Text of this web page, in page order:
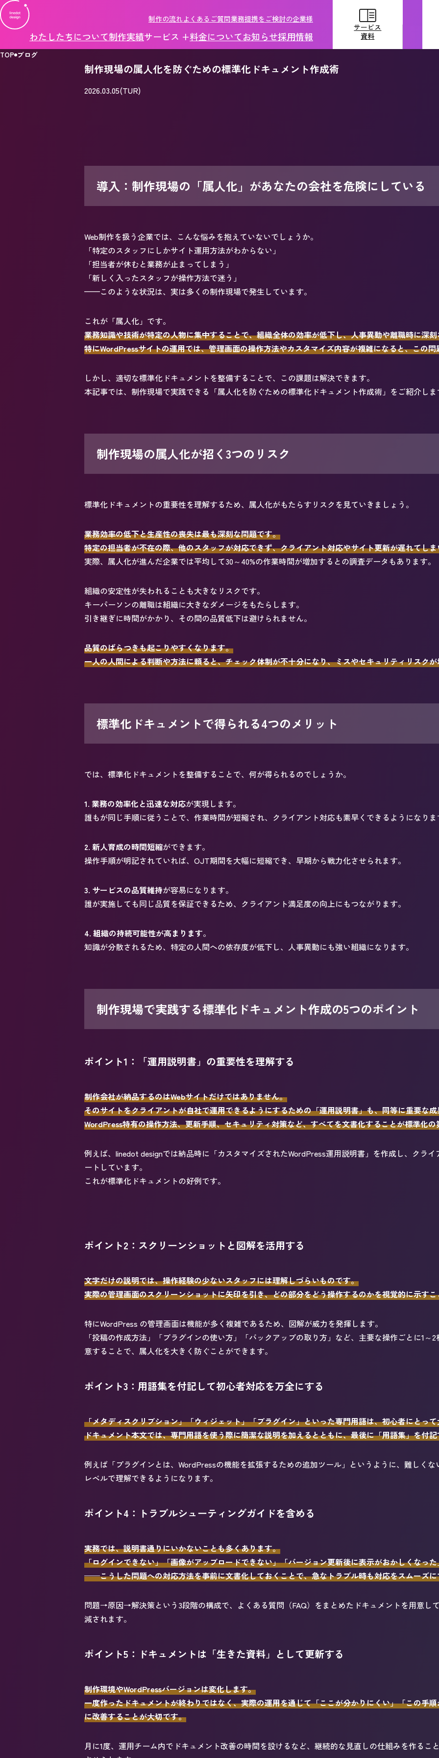
制作の流れ よくあるご質問業務提携をご検討の企業様
わたしたちについて制作実績サービス +料金についてお知らせ採用情報
サービス
資料
TOP ブログ
制作現場の属人化を防ぐための標準化ドキュメント作成術
2026.03.05(TUR)
導入：制作現場の「属人化」があなたの会社を危険にしている
Web制作を扱う企業では、こんな悩みを抱えていないでしょうか。
「特定のスタッフにしかサイト運用方法がわからない」
「担当者が休むと業務が止まってしまう」
「新しく入ったスタッフが操作方法で迷う」
——このような状況は、実は多くの制作現場で発生しています。
これが「属人化」です。
業務知識や技術が特定の人物に集中することで、組織全体の効率が低下し、人事異動や離職時に深
特にWordPressサイトの運用では、管理画面の操作方法やカスタマイズ内容が複雑になると、この
しかし、適切な標準化ドキュメントを整備することで、この課題は解決できます。
本記事では、制作現場で実践できる「属人化を防ぐための標準化ドキュメント作成術」をご紹介し
制作現場の属人化が招く3つのリスク
標準化ドキュメントの重要性を理解するため、属人化がもたらすリスクを見ていきましょう。
業務効率の低下と生産性の喪失は最も深刻な問題です。
特定の担当者が不在の際、他のスタッフが対応できず、クライアント対応やサイト更新が遅れてし
実際、属人化が進んだ企業では平均して30～40%の作業時間が増加するとの調査データもあります。
組織の安定性が失われることも大きなリスクです。
キーパーソンの離職は組織に大きなダメージをもたらします。
引き継ぎに時間がかかり、その間の品質低下は避けられません。
品質のばらつきも起こりやすくなります。
一人の人間による判断や方法に頼ると、チェック体制が不十分になり、ミスやセキュリティリスク
標準化ドキュメントで得られる4つのメリット
では、標準化ドキュメントを整備することで、何が得られるのでしょうか。
1. 業務の効率化と迅速な対応が実現します。
誰もが同じ手順に従うことで、作業時間が短縮され、クライアント対応も素早くできるようになり
2. 新人育成の時間短縮ができます。
操作手順が明記されていれば、OJT期間を大幅に短縮でき、早期から戦力化させられます。
3. サービスの品質維持が容易になります。
誰が実施しても同じ品質を保証できるため、クライアント満足度の向上にもつながります。
4. 組織の持続可能性が高まります。
知識が分散されるため、特定の人間への依存度が低下し、人事異動にも強い組織になります。
制作現場で実践する標準化ドキュメント作成の5つのポイント
ポイント1：「運用説明書」の重要性を理解する
制作会社が納品するのはWebサイトだけではありません。
そのサイトをクライアントが自社で運用できるようにするための「運用説明書」も、同等に重要な
WordPress特有の操作方法、更新手順、セキュリティ対策など、すべてを文書化することが標準化
例えば、linedot designでは納品時に「カスタマイズされたWordPress運用説明書」を作成し、クラ
ートしています。
これが標準化ドキュメントの好例です。
ポイント2：スクリーンショットと図解を活用する
文字だけの説明では、操作経験の少ないスタッフには理解しづらいものです。
実際の管理画面のスクリーンショットに矢印を引き、どの部分をどう操作するのかを視覚的に示す
特にWordPress の管理画面は機能が多く複雑であるため、図解が威力を発揮します。
「投稿の作成方法」「プラグインの使い方」「バックアップの取り方」など、主要な操作ごとに1～
意することで、属人化を大きく防ぐことができます。
ポイント3：用語集を付記して初心者対応を万全にする
「メタディスクリプション」「ウィジェット」「プラグイン」といった専門用語は、初心者にとっ
ドキュメント本文では、専門用語を使う際に簡潔な説明を加えるとともに、最後に「用語集」を付
例えば「プラグインとは、WordPressの機能を拡張するための追加ツール」というように、難しく
レベルで理解できるようになります。
ポイント4：トラブルシューティングガイドを含める
実務では、説明書通りにいかないことも多くあります。
「ログインできない」「画像がアップロードできない」「バージョン更新後に表示がおかしくなっ
——こうした問題への対応方法を事前に文書化しておくことで、急なトラブル時も対応をスムーズ
問題→原因→解決策という3段階の構成で、よくある質問（FAQ）をまとめたドキュメントを用意し
減されます。
ポイント5：ドキュメントは「生きた資料」として更新する
制作環境やWordPressバージョンは変化します。
一度作ったドキュメントが終わりではなく、実際の運用を通じて「ここが分かりにくい」「この手
に改善することが大切です。
月に1度、運用チーム内でドキュメント改善の時間を設けるなど、継続的な見直しの仕組みを作るこ